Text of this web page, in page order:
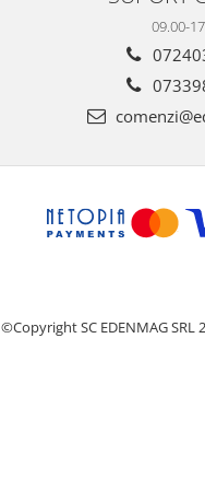
09.00-
©Copyright SC EDENMAG SRL